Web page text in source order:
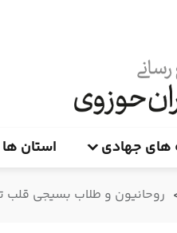
های جهادی استان ها
روحانیون و طلاب بسیجی